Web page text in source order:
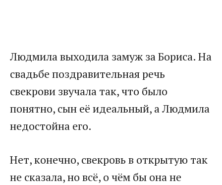
Людмила выходила замуж за Бориса. На
свадьбе поздравительная речь
свекрови звучала так, что было
понятно, сын её идеальный, а Людмила
недостойна его.
Нет, конечно, свекровь в открытую так
не сказала, но всё, о чём бы она не